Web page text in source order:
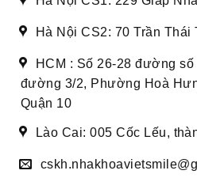
Hà Nội CS2: 70 Trần Thái
HCM : Số 26-28 đường
đường 3/2, Phường Hoà
Quận 10
Lào Cai: 005 Cốc Lếu,